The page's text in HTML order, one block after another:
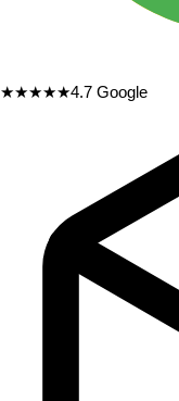
★★★★★4.7 Google